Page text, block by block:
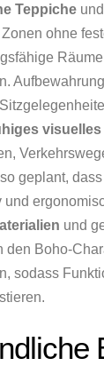
Teppiche und
ohne
geplant,
und
sodass